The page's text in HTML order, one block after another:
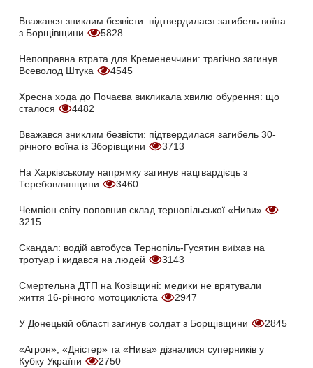
Вважався зниклим безвісти: підтвердилася загибель воїна
з Борщівщини
5828
Непоправна втрата для Кременеччини: трагічно загинув
Всеволод Штука
4545
Хресна хода до Почаєва викликала хвилю обурення: що
сталося
4482
Вважався зниклим безвісти: підтвердилася загибель 30-
річного воїна із Зборівщини
3713
На Харківському напрямку загинув нацгвардієць з
Теребовлянщини
3460
Чемпіон світу поповнив склад тернопільської «Ниви»
3215
Скандал: водій автобуса Тернопіль-Гусятин виїхав на
тротуар і кидався на людей
3143
Смертельна ДТП на Козівщині: медики не врятували
життя 16-річного мотоцикліста
2947
У Донецькій області загинув солдат з Борщівщини 2845
«Агрон», «Дністер» та «Нива» дізналися суперників у
Кубку України
2750